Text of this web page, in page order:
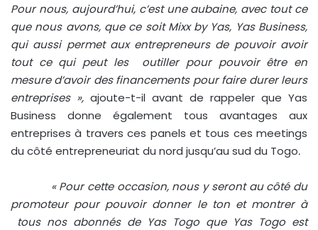
Pour nous, aujourd’hui, c’est une aubaine, avec tout ce
que nous avons, que ce soit Mixx by Yas, Yas Business,
qui aussi permet aux entrepreneurs de pouvoir avoir
tout ce qui peut les outiller pour pouvoir être en
mesure d’avoir des financements pour faire durer leurs
entreprises », ajoute-t-il avant de rappeler que Yas
Business donne également tous avantages aux
entreprises à travers ces panels et tous ces meetings
du côté entrepreneuriat du nord jusqu’au sud du Togo.
« Pour cette occasion, nous y seront au côté du
promoteur pour pouvoir donner le ton et montrer à
tous nos abonnés de Yas Togo que Yas Togo est